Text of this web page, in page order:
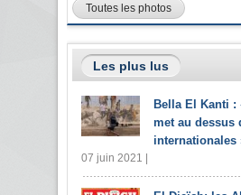
Toutes les photos
Les plus lus
Bella El Kanti :
met au dessus
internationales
07 juin 2021 |